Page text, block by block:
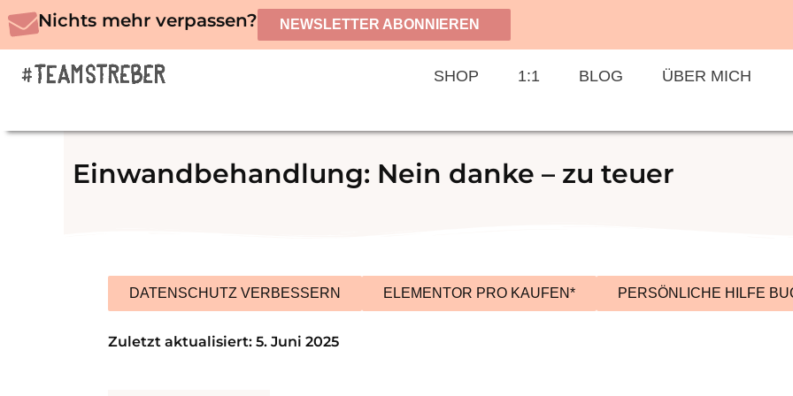
Zum
Inhalt
springen
Nichts mehr verpassen? NEWSLETTER ABONNIEREN
SHOP 1:1 BLOG ÜBER MICH
Einwandbehandlung: Nein danke – zu teuer
DATENSCHUTZ VERBESSERN ELEMENTOR PRO KAUFEN* PERSÖNLICHE HILFE
Zuletzt aktualisiert: 5. Juni 2025